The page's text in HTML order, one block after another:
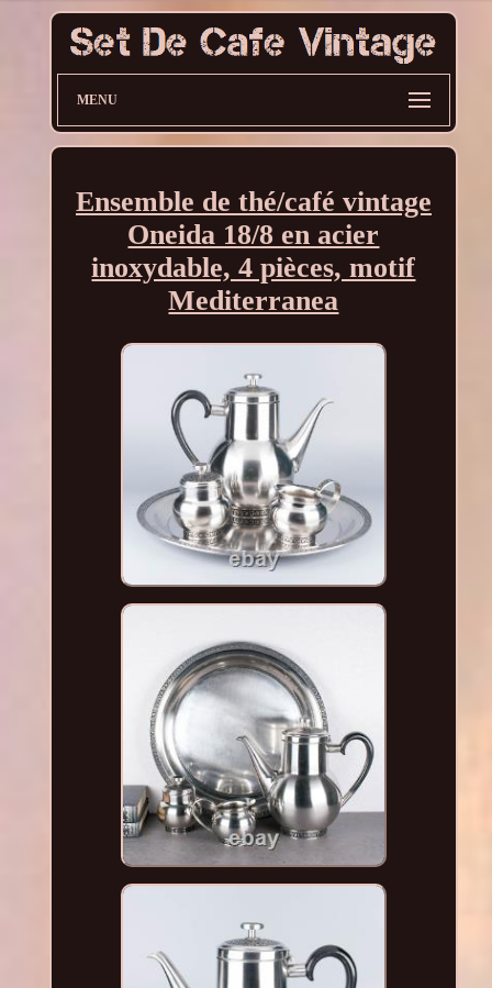
MENU
Ensemble de thé/café vintage
Oneida 18/8 en acier
inoxydable, 4 pièces, motif
Mediterranea